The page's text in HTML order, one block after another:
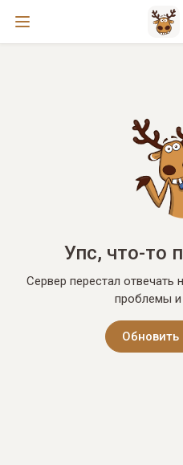
Упс, что-то
Сервер перестал
проблемы
Обновить